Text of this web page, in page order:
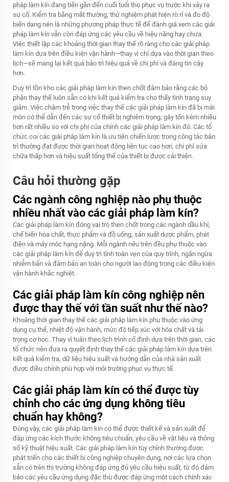
pháp làm kín đang tiến gần đến cuối tuổi thọ phục vụ trước khi xảy ra
sự cố. Kiểm tra bằng mắt thường, thử nghiệm phát hiện rò rỉ và đo độ
biến dạng nén là những phương pháp thực tế để đánh giá xem các giải
pháp làm kín vẫn còn đáp ứng các yêu cầu về hiệu năng hay chưa.
Việc thiết lập các khoảng thời gian thay thế rõ ràng cho các giải pháp
làm kín dựa trên điều kiện vận hành—thay vì chỉ dựa vào thời gian theo
lịch—sẽ mang lại kết quả bảo trì hiệu quả về chi phí và đáng tin cậy
hơn.
Duy trì tồn kho các giải pháp làm kín then chốt đảm bảo rằng các bộ
phận thay thế luôn sẵn có khi kết quả kiểm tra cho thấy tình trạng suy
giảm. Việc chậm trễ trong việc thay thế các giải pháp làm kín đã bị mài
mòn có thể dẫn đến các sự cố thiết bị nghiêm trọng, gây tốn kém nhiều
hơn rất nhiều so với chi phí của chính các giải pháp làm kín đó. Các tổ
chức coi các giải pháp làm kín là ưu tiên chiến lược trong công tác bảo
trì thường đạt được thời gian hoạt động liên tục cao hơn, chi phí sửa
chữa thấp hơn và hiệu suất tổng thể của thiết bị được cải thiện.
Câu hỏi thường gặp
Các ngành công nghiệp nào phụ thuộc
nhiều nhất vào các giải pháp làm kín?
Các giải pháp làm kín đóng vai trò then chốt trong các ngành dầu khí,
chế biến hóa chất, thực phẩm và đồ uống, sản xuất dược phẩm, phát
điện và máy móc hạng nặng. Mỗi ngành nêu trên đều phụ thuộc vào
các giải pháp làm kín để duy trì tính toàn vẹn của quy trình, ngăn ngừa
nhiễm bẩn và đảm bảo an toàn cho người lao động trong các điều kiện
vận hành khắc nghiệt.
Các giải pháp làm kín công nghiệp nên
được thay thế với tần suất như thế nào?
Khoảng thời gian thay thế các giải pháp làm kín phụ thuộc vào ứng
dụng cụ thể, nhiệt độ vận hành, mức độ tiếp xúc với hóa chất và tải
trọng cơ học. Thay vì tuân theo lịch trình cố định dựa trên thời gian, các
tổ chức nên đưa ra quyết định thay thế các giải pháp làm kín dựa trên
kết quả kiểm tra, dữ liệu hiệu suất và hướng dẫn của nhà sản xuất
được điều chỉnh phù hợp với môi trường phục vụ thực tế.
Các giải pháp làm kín có thể được tùy
chỉnh cho các ứng dụng không tiêu
chuẩn hay không?
Đúng vậy, các giải pháp làm kín có thể được thiết kế và sản xuất để
đáp ứng các kích thước không tiêu chuẩn, yêu cầu về vật liệu và thông
số kỹ thuật hiệu suất. Các giải pháp làm kín tùy chỉnh thường được
phát triển cho các thiết bị công nghiệp chuyên dụng, nơi các lựa chọn
sẵn có trên thị trường không đáp ứng đủ yêu cầu hiệu suất, từ đó đảm
bảo các yêu cầu ứng dụng đặc thù được đáp ứng một cách chính xác